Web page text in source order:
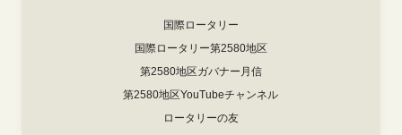
国際ロータリー
国際ロータリー第2580地区
第2580地区ガバナー月信
第2580地区YouTubeチャンネル
ロータリーの友